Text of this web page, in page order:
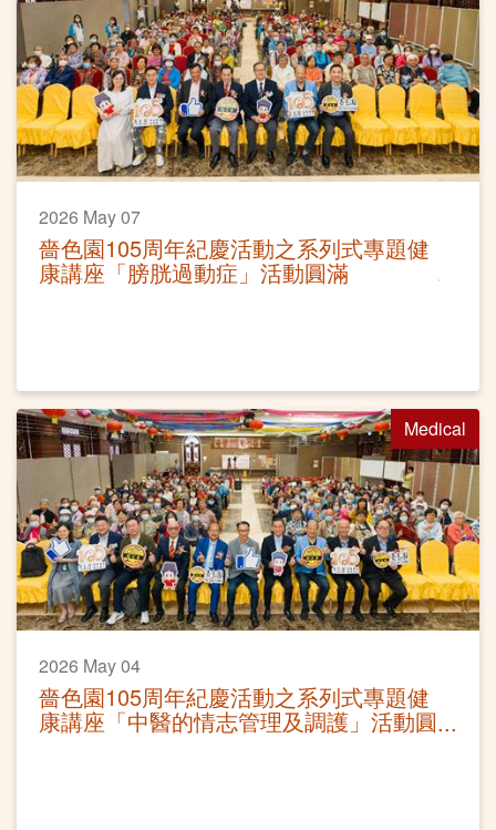
2026 May 07
嗇色園105周年紀慶活動之系列式專題健
康講座「膀胱過動症」活動圓滿
Medical
2026 May 04
嗇色園105周年紀慶活動之系列式專題健
康講座「中醫的情志管理及調護」活動圓